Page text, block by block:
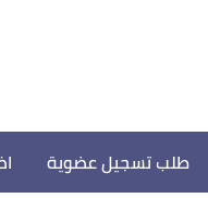
طلب تسجيل عضوية